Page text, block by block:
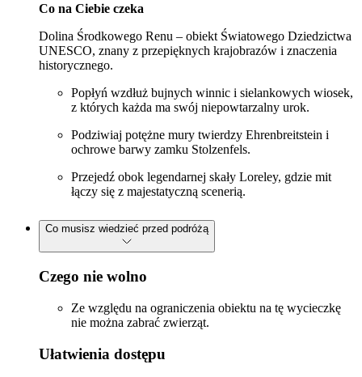
Co na Ciebie czeka
Dolina Środkowego Renu – obiekt Światowego Dziedzictwa
UNESCO, znany z przepięknych krajobrazów i znaczenia
historycznego.
Popłyń wzdłuż bujnych winnic i sielankowych wiosek,
z których każda ma swój niepowtarzalny urok.
Podziwiaj potężne mury twierdzy Ehrenbreitstein i
ochrowe barwy zamku Stolzenfels.
Przejedź obok legendarnej skały Loreley, gdzie mit
łączy się z majestatyczną scenerią.
Co musisz wiedzieć przed podróżą
Czego nie wolno
Ze względu na ograniczenia obiektu na tę wycieczkę
nie można zabrać zwierząt.
Ułatwienia dostępu